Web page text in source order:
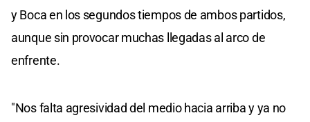
y Boca en los segundos tiempos de ambos partidos,
aunque sin provocar muchas llegadas al arco de
enfrente.
"Nos falta agresividad del medio hacia arriba y ya no